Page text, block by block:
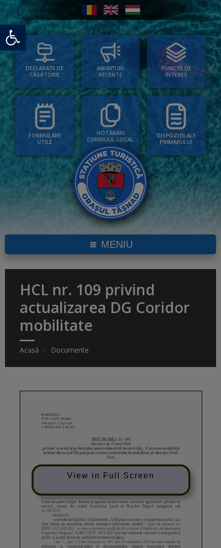
Deschide bara de unelte
DECLARAȚII DE
CĂSĂTORIE
ANUNȚURI
RECENTE
PUNCTE DE
INTERES
FORMULARE
UTILE
HOTĂRÂRI
CONSILIUL LOCAL
DISPOZIȚII ALE
PRIMARULUI
MENIU
HCL nr. 109 privind
actualizarea DG Coridor
mobilitate
Acasă Documente
View in Full Screen